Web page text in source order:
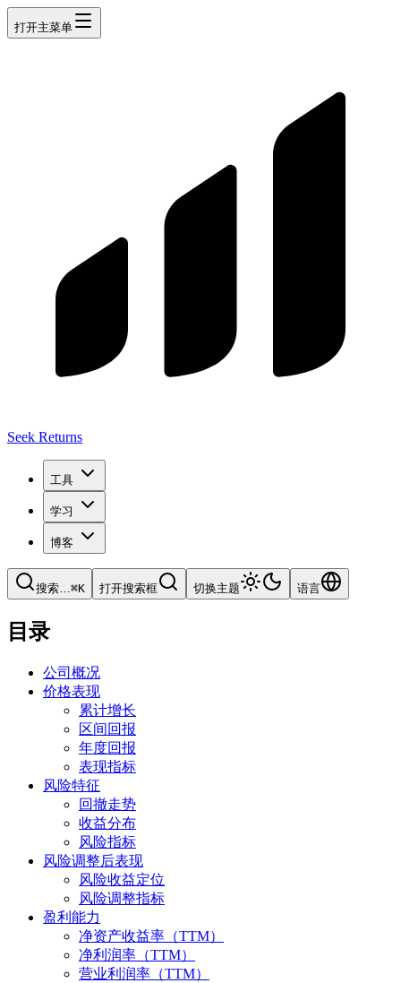
打开主菜单
Seek Returns
工具
学习
博客
搜索…⌘K 打开搜索框 切换主题 语言
目录
公司概况
价格表现
累计增长
区间回报
年度回报
表现指标
风险特征
回撤走势
收益分布
风险指标
风险调整后表现
风险收益定位
风险调整指标
盈利能力
净资产收益率（TTM）
净利润率（TTM）
营业利润率（TTM）